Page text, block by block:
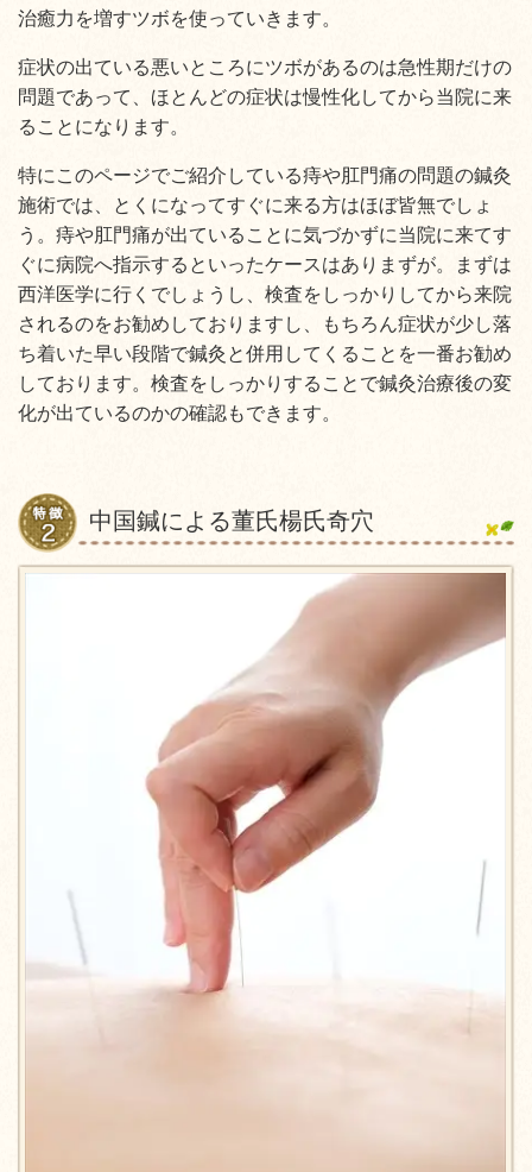
治癒力を増すツボを使っていきます。
症状の出ている悪いところにツボがあるのは急性期だけの
問題であって、ほとんどの症状は慢性化してから当院に来
ることになります。
特にこのページでご紹介している痔や肛門痛の問題の鍼灸
施術では、とくになってすぐに来る方はほぼ皆無でしょ
う。痔や肛門痛が出ていることに気づかずに当院に来てす
ぐに病院へ指示するといったケースはありまずが。まずは
西洋医学に行くでしょうし、検査をしっかりしてから来院
されるのをお勧めしておりますし、もちろん症状が少し落
ち着いた早い段階で鍼灸と併用してくることを一番お勧め
しております。検査をしっかりすることで鍼灸治療後の変
化が出ているのかの確認もできます。
中国鍼による董氏楊氏奇穴